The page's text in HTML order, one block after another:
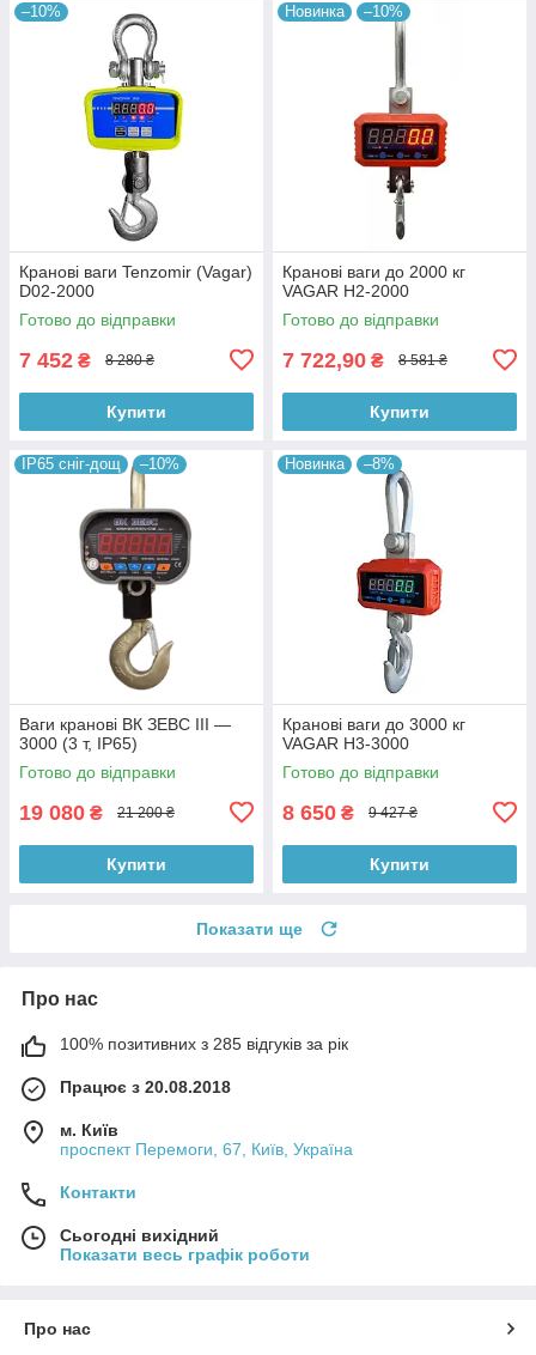
–10%
Кранові ваги Tenzomir (Vagar)
D02-2000
Готово до відправки
7 452 ₴ 8 280 ₴
Купити
Новинка –10%
Кранові ваги до 2000 кг
VAGAR Н2-2000
Готово до відправки
7 722,90 ₴ 8 581 ₴
Купити
IP65 сніг-дощ –10%
Ваги кранові ВК ЗЕВС III —
3000 (3 т, IP65)
Готово до відправки
19 080 ₴ 21 200 ₴
Купити
Новинка –8%
Кранові ваги до 3000 кг
VAGAR Н3-3000
Готово до відправки
8 650 ₴ 9 427 ₴
Купити
Показати ще
Про нас
100% позитивних з 285 відгуків за рік
Працює з 20.08.2018
м. Київ
проспект Перемоги, 67, Київ, Україна
Контакти
Сьогодні вихідний
Показати весь графік роботи
Про нас